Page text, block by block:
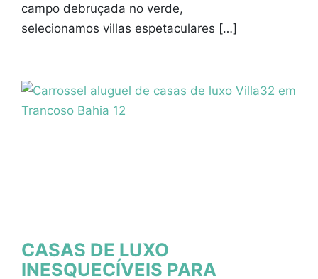
campo debruçada no verde,
selecionamos villas espetaculares […]
CASAS DE LUXO
INESQUECÍVEIS PARA